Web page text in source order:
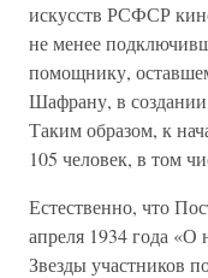
искусств РСФСР
не менее
помощнику,
Шафрану, в
Таким образом, к
105 человек, в том
Естественно, что
апреля 1934 года
Звезды участников